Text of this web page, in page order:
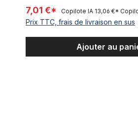
7,01 €* Copilote IA 13,06 €*
Prix TTC, frais de livraison en sus
Ajouter au